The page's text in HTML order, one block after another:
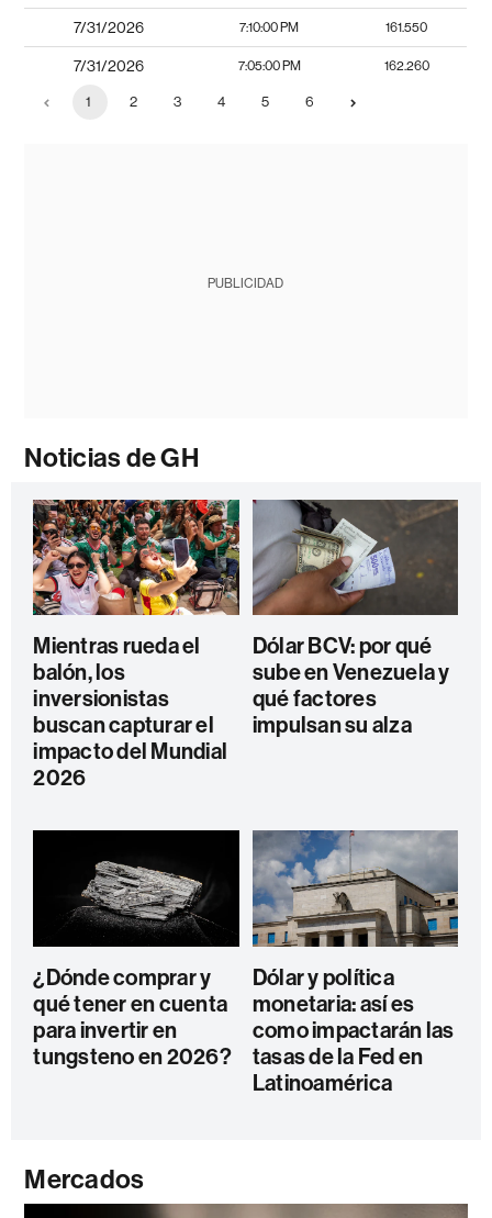
7/31/2026 7:10:00 PM 161.550
7/31/2026 7:05:00 PM 162.260
1 2 3 4 5 6
PUBLICIDAD
Noticias de GH
Mientras rueda el
balón, los
inversionistas
buscan capturar el
impacto del Mundial
2026
Dólar BCV: por qué
sube en Venezuela y
qué factores
impulsan su alza
¿Dónde comprar y
qué tener en cuenta
para invertir en
tungsteno en 2026?
Dólar y política
monetaria: así es
como impactarán las
tasas de la Fed en
Latinoamérica
Mercados